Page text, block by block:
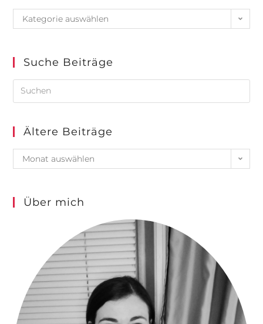
Kategorie auswählen
Suche Beiträge
Ältere Beiträge
Monat auswählen
Über mich